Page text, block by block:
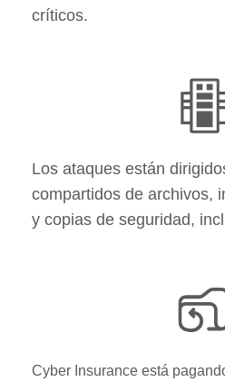
críticos.
Los ataques están
compartidos de archivos,
y copias de seguridad,
Cyber Insurance está